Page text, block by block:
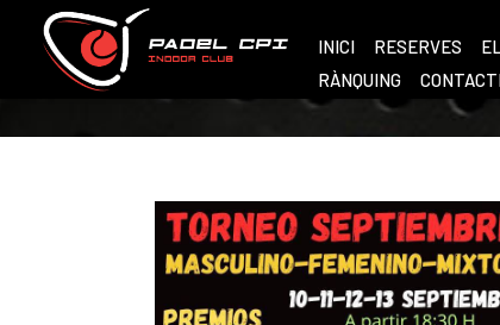
INICI RESERVES
RÀNQUING